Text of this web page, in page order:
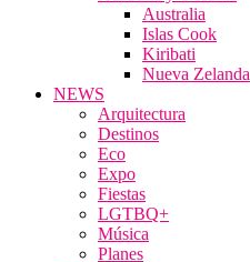
Australia
Islas Cook
Kiribati
Nueva Zelanda
NEWS
Arquitectura
Destinos
Eco
Expo
Fiestas
LGTBQ+
Música
Planes